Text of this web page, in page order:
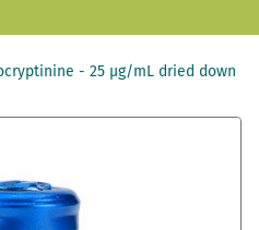
- 25 µg/mL dried down